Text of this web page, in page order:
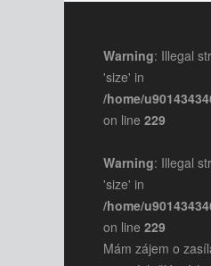
Warning: Illegal
'size' in
/home/
on line 229
Warning: Illegal
'size' in
/home/
on line 229
Mám zájem o